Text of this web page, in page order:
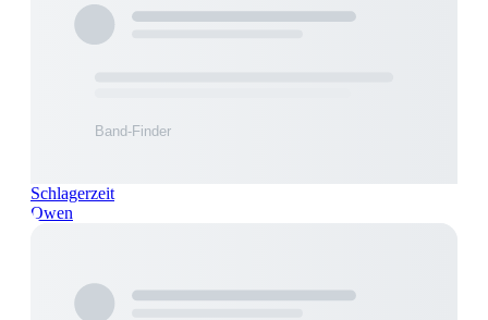
Schlagerzeit
Owen